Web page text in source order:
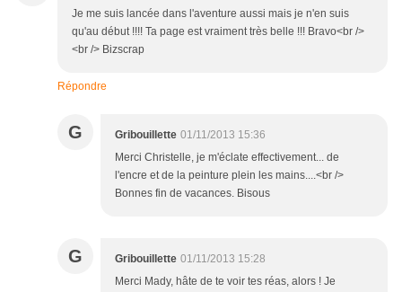
Je me suis lancée dans l'aventure aussi mais je n'en suis
qu'au début !!!! Ta page est vraiment très belle !!! Bravo<br />
<br /> Bizscrap
Répondre
G Gribouillette 01/11/2013 15:36
Merci Christelle, je m'éclate effectivement... de
l'encre et de la peinture plein les mains....<br />
Bonnes fin de vacances. Bisous
G Gribouillette 01/11/2013 15:28
Merci Mady, hâte de te voir tes réas, alors ! Je